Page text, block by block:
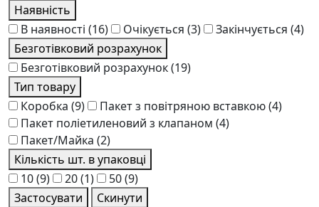
Наявність
В наявності (16) Очікується (3) Закінчується (4)
Безготівковий розрахунок
Безготівковий розрахунок(19)
Тип товару
Коробка (9) Пакет з повітряною вставкою(4)
Пакет поліетиленовий з клапаном (4)
Пакет/Майка (2)
Кількість шт. в упаковці
10(9) 20(1) 50(9)
Застосувати
Скинути